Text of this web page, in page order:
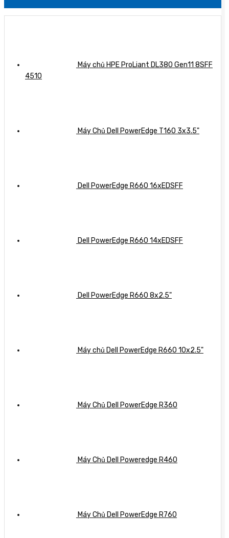
vượt
trội
nghiệpkhiến
giá
Đột
phá
máy
CPU
Intel
nhân
Máy chủ HPE ProLiant DL380 Gen11 8SFF
4510
Máy Chủ Dell PowerEdge T160 3x3.5"
Dell PowerEdge R660 16xEDSFF
Dell PowerEdge R660 14xEDSFF
Dell PowerEdge R660 8x2.5"
Máy chủ Dell PowerEdge R660 10x2.5"
Máy Chủ Dell PowerEdge R360
Máy Chủ Dell Poweredge R460
Máy Chủ Dell PowerEdge R760